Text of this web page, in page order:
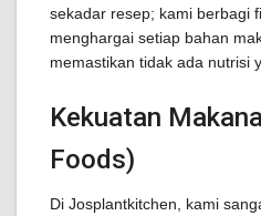
sekadar resep; kami berbagi
menghargai setiap bahan
memastikan tidak ada nutrisi
Kekuatan
Foods)
Di Josplantkitchen, kami